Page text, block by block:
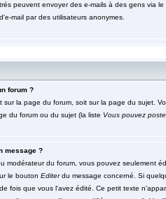
peuvent envoyer des e-mails à des gens via
mail par des utilisateurs anonymes.
forum ?
sur la page du forum, soit sur la page du sujet.
du forum ou du sujet (la liste Vous pouvez
message ?
modérateur du forum, vous pouvez seulement
le bouton Editerdu message concerné. Si
fois que vous l'avez édité. Ce petit texte